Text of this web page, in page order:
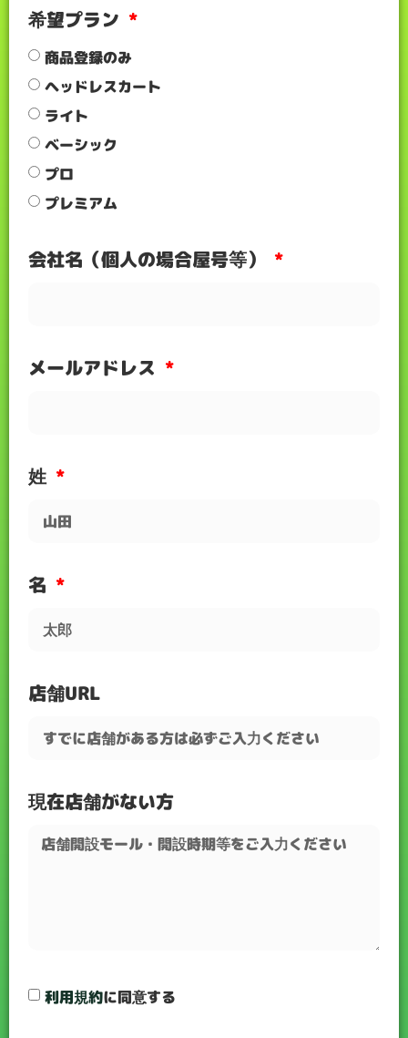
希望プラン
商品登録のみ
ヘッドレスカート
ライト
ベーシック
プロ
プレミアム
会社名（個人の場合屋号等）
メールアドレス
姓
名
店舗URL
現在店舗がない方
利用規約に同意する